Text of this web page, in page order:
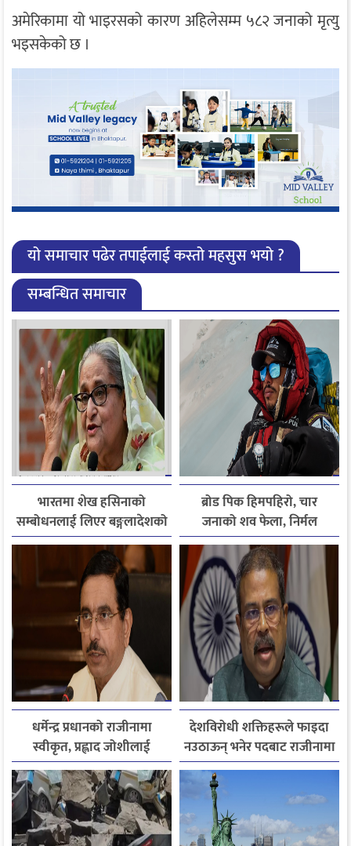
अमेरिकामा यो भाइरसको कारण अहिलेसम्म ५८२ जनाको मृत्यु
भइसकेको छ ।
यो समाचार पढेर तपाईलाई कस्तो महसुस भयो ?
सम्बन्धित समाचार
भारतमा शेख हसिनाको
सम्बोधनलाई लिएर बङ्गलादेशको
आपत्ति
ब्रोड पिक हिमपहिरो, चार
जनाको शव फेला, निर्मल
पुर्जासहित ६ जना अझै बेपत्ता,
खोजी कार्य रातभरीका लागि
स्थगित
धर्मेन्द्र प्रधानको राजीनामा
स्वीकृत, प्रह्लाद जोशीलाई
शिक्षामन्त्रीको अतिरिक्त
जिम्मेवारी
देशविरोधी शक्तिहरूले फाइदा
नउठाऊन् भनेर पदबाट राजीनामा
दिएको हुँः धर्मेन्द्र प्रधान